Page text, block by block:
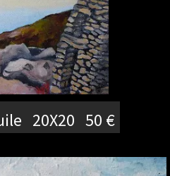
20X20 50 €